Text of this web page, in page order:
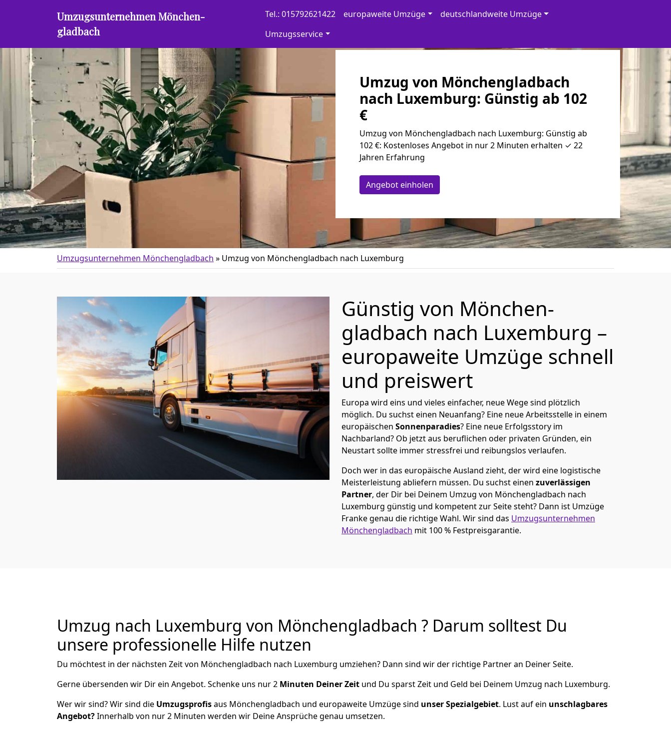
Umzugsunternehmen Mönchen­
gladbach
Tel.: 015792621422 europaweite Umzüge
deutschlandweite Umzüge
Umzugsservice
Umzug von Mönchen­gladbach
nach Luxemburg: Günstig ab 102
€
Umzug von Mönchen­gladbach nach Luxemburg: Günstig ab
102 €: Kostenloses Angebot in nur 2 Minuten erhalten ✓ 22
Jahren Erfahrung
Angebot einholen
Umzugsunternehmen Mönchen­gladbach » Umzug von Mönchen­gladbach nach Luxemburg
Günstig von Mönchen­
gladbach nach Luxemburg –
europaweite Umzüge schnell
und preiswert
Europa wird eins und vieles einfacher, neue Wege sind plötzlich
möglich. Du suchst einen Neuanfang? Eine neue Arbeitsstelle in einem
europäischen Sonnenparadies? Eine neue Erfolgsstory im
Nachbarland? Ob jetzt aus beruflichen oder privaten Gründen, ein
Neustart sollte immer stressfrei und reibungslos verlaufen.
Doch wer in das europäische Ausland zieht, der wird eine logistische
Meisterleistung abliefern müssen. Du suchst einen zuverlässigen
Partner, der Dir bei Deinem Umzug von Mönchen­gladbach nach
Luxemburg günstig und kompetent zur Seite steht? Dann ist Umzüge
Frankegenau die richtige Wahl. Wir sind das Umzugsunternehmen
Mönchen­gladbach mit 100 % Festpreisgarantie.
Umzug nach Luxemburg von Mönchen­gladbach ? Darum solltest Du
unsere professionelle Hilfe nutzen
Du möchtest in der nächsten Zeit von Mönchen­gladbach nach Luxemburg umziehen? Dann sind wir der richtige Partner an Deiner Seite.
Gerne übersenden wir Dir ein Angebot. Schenke uns nur2 Minuten Deiner Zeit und Du sparst Zeit und Geld bei Deinem Umzug nach Luxemburg.
Wer wir sind? Wir sind die Umzugsprofisaus Mönchen­gladbach und europaweite Umzüge sind unser Spezialgebiet. Lust auf ein unschlagbares
Angebot?Innerhalb von nur2 Minuten werden wir Deine Ansprüche genau umsetzen.